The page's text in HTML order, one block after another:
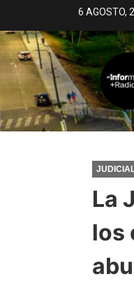
6 AGOSTO,
La
los